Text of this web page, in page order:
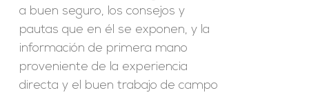
a buen seguro, los consejos y
pautas que en él se exponen, y la
información de primera mano
proveniente de la experiencia
directa y el buen trabajo de campo